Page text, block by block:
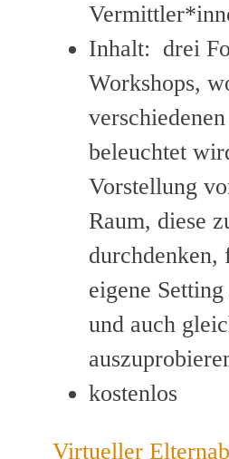
Inhalt: drei
Workshops,
beleuchtet
Vorstellung
Raum, diese
durchdenken,
eigene Setting
und auch
kostenlos
Virtueller